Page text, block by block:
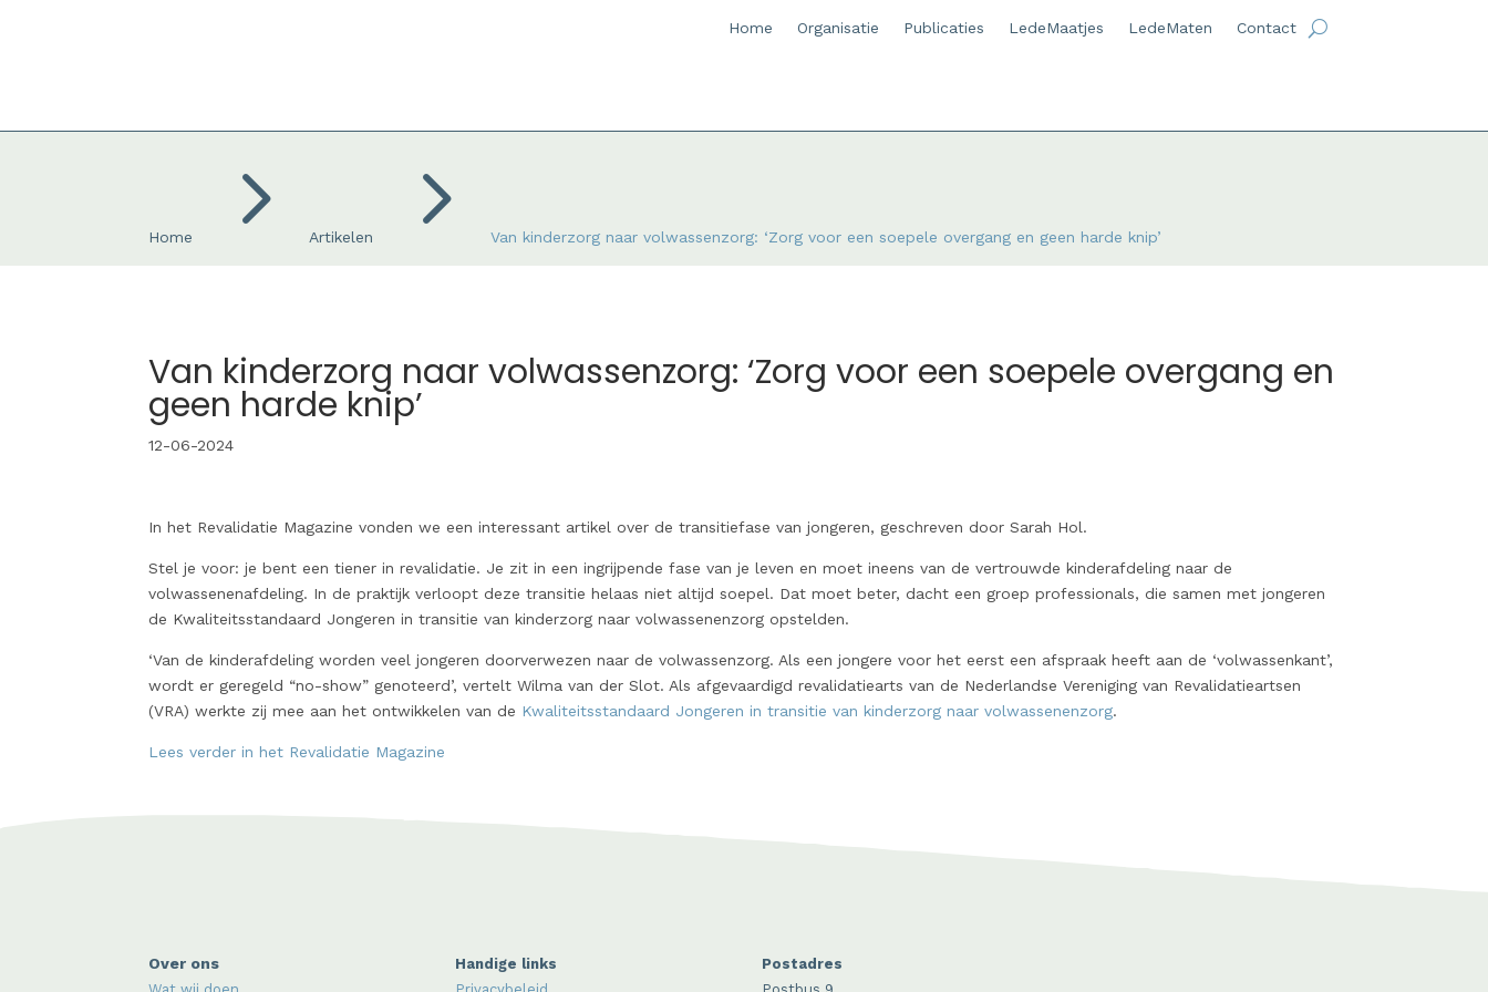
Home Organisatie Publicaties LedeMaatjes LedeMaten Contact
Home 5 Artikelen 5 Van kinderzorg naar volwassenzorg: ‘Zorg voor een soepele overgang en geen harde knip’
Van kinderzorg naar volwassenzorg: ‘Zorg voor een soepele overgang en
geen harde knip’
12-06-2024
In het Revalidatie Magazine vonden we een interessant artikel over de transitiefase van jongeren, geschreven door Sarah Hol.
Stel je voor: je bent een tiener in revalidatie. Je zit in een ingrijpende fase van je leven en moet ineens van de vertrouwde kinderafdeling naar de
volwassenenafdeling. In de praktijk verloopt deze transitie helaas niet altijd soepel. Dat moet beter, dacht een groep professionals, die samen met jongeren
de Kwaliteitsstandaard Jongeren in transitie van kinderzorg naar volwassenenzorg opstelden.
‘Van de kinderafdeling worden veel jongeren doorverwezen naar de volwassenzorg. Als een jongere voor het eerst een afspraak heeft aan de ‘volwassenkant’,
wordt er geregeld “no-show” genoteerd’, vertelt Wilma van der Slot. Als afgevaardigd revalidatiearts van de Nederlandse Vereniging van Revalidatieartsen
(VRA) werkte zij mee aan het ontwikkelen van de Kwaliteitsstandaard Jongeren in transitie van kinderzorg naar volwassenenzorg.
Lees verder in het Revalidatie Magazine
Over ons
Handige links
Postadres